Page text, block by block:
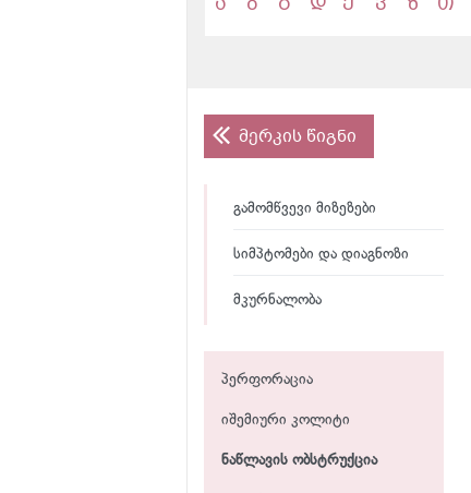
მერკის წიგნი
გამომწვევი მიზეზები
სიმპტომები და დიაგნოზი
მკურნალობა
პერფორაცია
იშემიური კოლიტი
ნაწლავის ობსტრუქცია